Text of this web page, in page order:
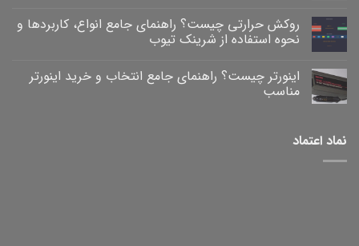
برای
راهنمای
جامع
صوتی،
تصویری
و
خرید
۱۴۰۵
ثبت
نشده
روکش حرارتی چیست؟ راهنمای جامع انواع، کاربردها و
نحوه استفاده از شرینک تیوب
برای
روکش
حرارتی
انواع،
کاربردها
ثبت
نشده
اینورتر چیست؟ راهنمای جامع انتخاب و خرید اینورتر
مناسب
اینورتر
چیست؟
نشده
نماد اعتماد